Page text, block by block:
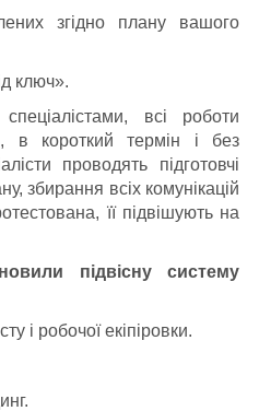
згідно плану вашого
ключ».
всі роботи
в короткий термін і без
проводять підготовчі
збирання всіх комунікацій
її підвішують на
підвісну систему
і робочої екіпіровки.